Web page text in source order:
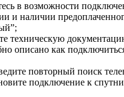
в возможности
и наличии
техническую
описано как
повторный поиск
подключение к